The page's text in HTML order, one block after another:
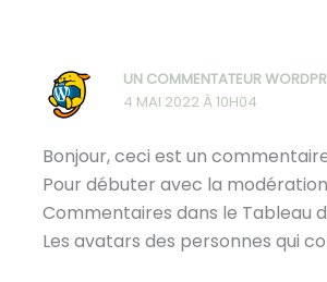
UN COMMENTATEUR
4 MAI 2022 À 10H04
Bonjour, ceci est un
Pour débuter avec la
Commentaires dans le Tableau
Les avatars des personnes qui